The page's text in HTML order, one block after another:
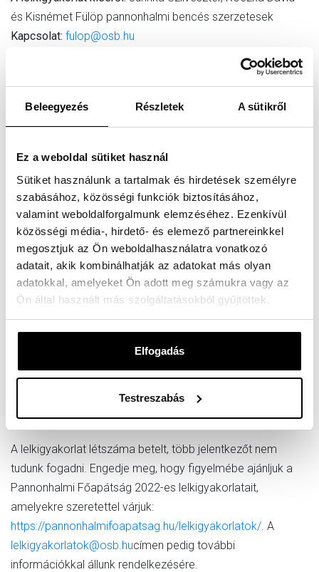
Beleegyezés Részletek A sütikről
Ez a weboldal sütiket használ
Sütiket használunk a tartalmak és hirdetések személyre
szabásához, közösségi funkciók biztosításához,
valamint weboldalforgalmunk elemzéséhez. Ezenkívül
közösségi média-, hirdető- és elemező partnereinkkel
megosztjuk az Ön weboldalhasználatra vonatkozó
adatait, akik kombinálhatják az adatokat más olyan
adatokkal, amelyeket Ön adott meg számukra vagy az
Ön által használt más szolgáltatásokból gyűjtöttek.
Elfogadás
Testreszabás
és Kisnémet Fülöp pannonhalmi bencés szerzetesek
Kapcsolat: fulop@osb.hu
November 27. szombat
Advent heteiben (november 28. – december 17.)
a könyv és a téma egyéni feldolgozása, napi 20-40
percben
hetente egy alkalommal 60 perces megosztás és egy
alkalommal (vasárnap este) 60 perces közös imádság
(online felületen)
10:00–18:00 rekollekciós nap, csoportos foglalkozás, a
lelkigyakorlat zárása (online felületen)
A lelkigyakorlat létszáma betelt, több jelentkezőt nem
tudunk fogadni. Engedje meg, hogy figyelmébe ajánljuk a
Pannonhalmi Főapátság 2022-es lelkigyakorlatait,
amelyekre szeretettel várjuk:
https://pannonhalmifoapatsag.hu/lelkigyakorlatok/. A
lelkigyakorlatok@osb.hucímen pedig további
információkkal állunk rendelkezésére.